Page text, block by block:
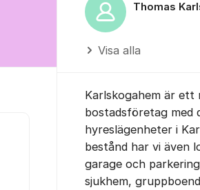
Thomas
Visa alla
Karlskogahem är ett
bostadsföretag med
hyreslägenheter i
bestånd har vi även
garage och
sjukhem,